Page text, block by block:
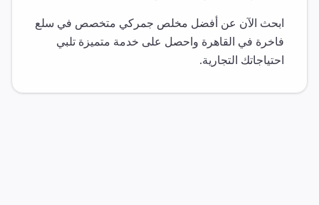
ابحث الآن عن أفضل مخلص جمركي متخصص في سلع
فاخرة في القاهرة واحصل على خدمة متميزة تلبي
احتياجاتك التجارية.